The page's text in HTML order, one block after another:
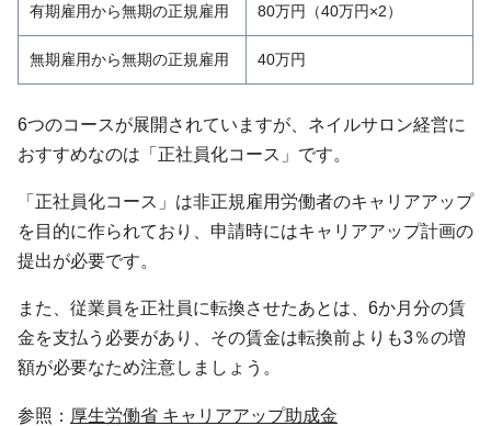
有期雇用から無期の正規雇用 80万円（40万円×2）
無期雇用から無期の正規雇用 40万円
6つのコースが展開されていますが、ネイルサロン経営に
おすすめなのは「正社員化コース」です。
「正社員化コース」は非正規雇用労働者のキャリアアップ
を目的に作られており、申請時にはキャリアアップ計画の
提出が必要です。
また、従業員を正社員に転換させたあとは、6か月分の賃
金を支払う必要があり、その賃金は転換前よりも3％の増
額が必要なため注意しましょう。
参照： 厚生労働省 キャリアアップ助成金